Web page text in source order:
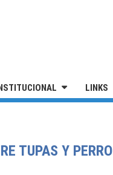
LINKS
TUPAS Y